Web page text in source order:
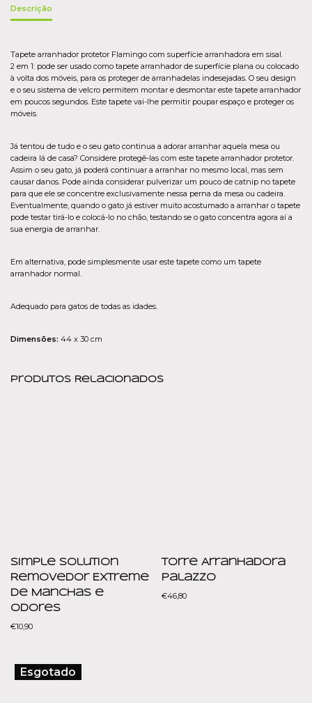
Descrição
Tapete arranhador protetor Flamingo com superfície arranhadora em sisal.
2 em 1: pode ser usado como tapete arranhador de superfície plana ou colocado
à volta dos móveis, para os proteger de arranhadelas indesejadas. O seu design
e o seu sistema de velcro permitem montar e desmontar este tapete arranhador
em poucos segundos. Este tapete vai-lhe permitir poupar espaço e proteger os
móveis.
Já tentou de tudo e o seu gato continua a adorar arranhar aquela mesa ou
cadeira lá de casa? Considere protegê-las com este tapete arranhador protetor.
Assim o seu gato, já poderá continuar a arranhar no mesmo local, mas sem
causar danos. Pode ainda considerar pulverizar um pouco de catnip no tapete
para que ele se concentre exclusivamente nessa perna da mesa ou cadeira.
Eventualmente, quando o gato já estiver muito acostumado a arranhar o tapete
pode testar tirá-lo e colocá-lo no chão, testando se o gato concentra agora aí a
sua energia de arranhar.
Em alternativa, pode simplesmente usar este tapete como um tapete
arranhador normal.
Adequado para gatos de todas as idades.
Dimensões: 44 x 30 cm
Produtos Relacionados
Simple Solution
Removedor Extreme
de Manchas e
Odores
€10,90
Torre Arranhadora
Palazzo
€46,80
Esgotado